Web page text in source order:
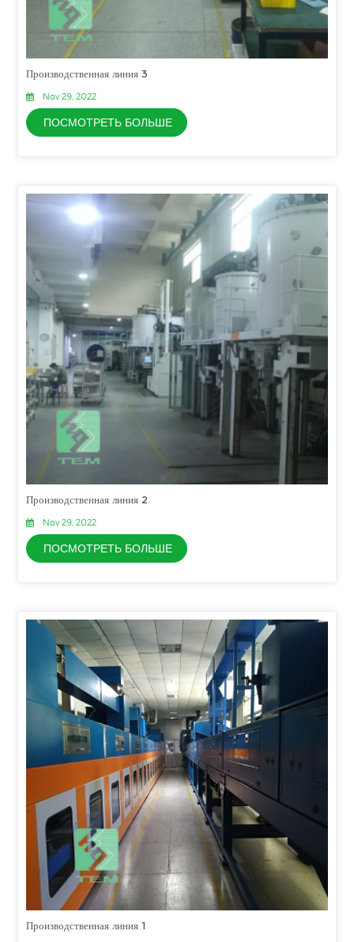
Производственная линия 3
Nov 29, 2022
ПОСМОТРЕТЬ БОЛЬШЕ
Производственная линия 2
Nov 29, 2022
ПОСМОТРЕТЬ БОЛЬШЕ
Производственная линия 1